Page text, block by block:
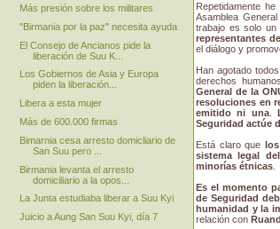
Repetidamente he
Asamblea
trabajo es solo un
representantes
el diálogo y
Han agotado
derechos
General de la
resoluciones en
emitido ni una.
Seguridad actúe
Está claro que
sistema legal
minorías étnicas
Es el momento
de Seguridad
humanidad y la
relación con
Más presión sobre los militares
"Birmania por la paz" necesita ayuda
El Consejo de Ancianos pide la
liberación de Suu K...
Los Gobiernos de Asia y Europa
piden la liberación...
Libera a esta mujer
Más de 600.000 firmas
Bimarnia cesa arresto domicliario de
San Suu pero ...
Birmania levanta el arresto
domiciliario a la opos...
La Junta estudiaba liberar a Suu Kyi
Juicio a Aung San Suu Kyi, día 7